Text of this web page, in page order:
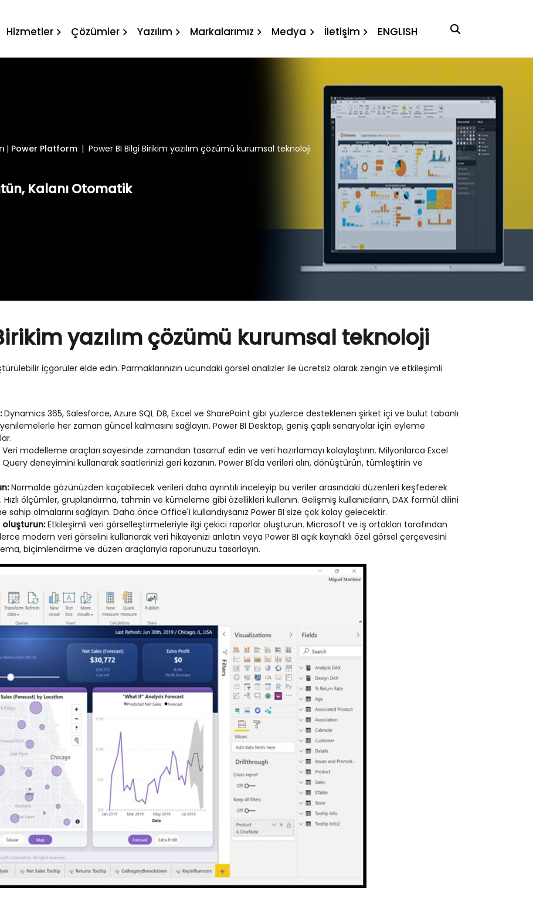
çözümü kurumsal teknoloji
Hizmetler Çözümler Yazılım Markalarımız Medya İletişim ENGLISH
| Power Platform | Power BI Bilgi Birikim yazılım çözümü kurumsal teknoloji
Kalanı Otomatik
yazılım çözümü kurumsal teknoloji
içgörüler elde edin. Parmaklarınızın ucundaki görsel analizler ile ücretsiz olarak zengin ve etkileşimli
Dynamics 365, Salesforce, Azure SQL DB, Excel ve SharePoint gibi yüzlerce desteklenen şirket içi ve bulut tabanlı
her zaman güncel kalmasını sağlayın. Power BI Desktop, geniş çaplı senaryolar için eyleme
Veri modelleme araçları sayesinde zamandan tasarruf edin ve veri hazırlamayı kolaylaştırın. Milyonlarca Excel
Query deneyimini kullanarak saatlerinizi geri kazanın. Power BI'da verileri alın, dönüştürün, tümleştirin ve
Normalde gözünüzden kaçabilecek verileri daha ayrıntılı inceleyip bu veriler arasındaki düzenleri keşfederek
ölçümler, gruplandırma, tahmin ve kümeleme gibi özellikleri kullanın. Gelişmiş kullanıcıların, DAX formül dilini
olmalarını sağlayın. Daha önce Office'i kullandıysanız Power BI size çok kolay gelecektir.
oluşturun:Etkileşimli veri görselleştirmeleriyle ilgi çekici raporlar oluşturun. Microsoft ve iş ortakları tarafından
modern veri görselini kullanarak veri hikayenizi anlatın veya Power BI açık kaynaklı özel görsel çerçevesini
biçimlendirme ve düzen araçlarıyla raporunuzu tasarlayın.